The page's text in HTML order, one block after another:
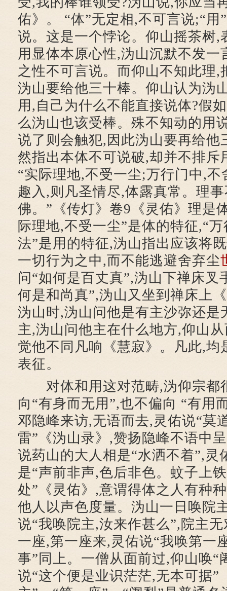
佑》。 “体”无定相,不可言说;“用
说。这是一个悖论。仰山摇茶树,
用显体本原心性,沩山沉默不发一
之性不可言说。而仰山不知此理,
沩山要给他三十棒。仰山认为沩
用,自己为什么不能直接说体?假
么沩山也该受棒。殊不知动的用
说了则会触犯,因此沩山要再给他
然指出本体不可说破,却并不排斥
“实际理地,不受一尘;万行门中,
趣入,则凡圣情尽,体露真常。理
佛。”《传灯》卷9《灵佑》理是
际理地,不受一尘”是体的特征,“
法”是用的特征,沩山指出应该将
一切行为之中,而不能逃避舍弃尘
问“如何是百丈真”,沩山下禅床叉
何是和尚真”,沩山又坐到禅床上
沩山时,沩山问他是有主沙弥还是
主,沩山问他主在什么地方,仰山
觉他不同凡响《慧寂》。凡此,均
表征。
对体和用这对范畴,沩仰宗都
向“有身而无用”,也不偏向 “有用
邓隐峰来访,无语而去,灵佑说“莫
雷”《沩山录》,赞扬隐峰不语中
说药山的大人相是“水洒不着”,灵
是“声前非声,色后非色。蚊子上
处”《灵佑》,意谓得体之人有种
他人以声色度量。沩山一日唤院
说“我唤院主,汝来作甚么”,院主
一座,第一座来,灵佑说“我唤第一
事”同上。一僧从面前过,仰山唤“
说“这个便是业识茫茫,无本可据”